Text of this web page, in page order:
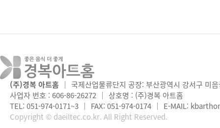
(주)경복 아트홈 ｜ 국제산업물류단지 공장: 부산광역시 강서구 미
사업자 번호 : 606-86-26272 ｜ 상호명 : (주)경복 아트홈
TEL: 051-974-0171~3 ｜ FAX: 051-974-0174 ｜ E-MAIL:
Copyright © daeiltec.co.kr. All Right Reserved.